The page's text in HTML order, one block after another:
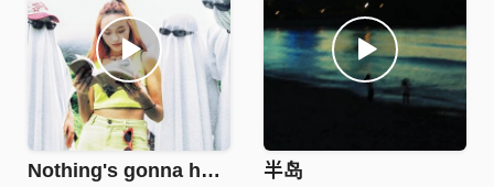
Nothing's gonna hurt us 半岛